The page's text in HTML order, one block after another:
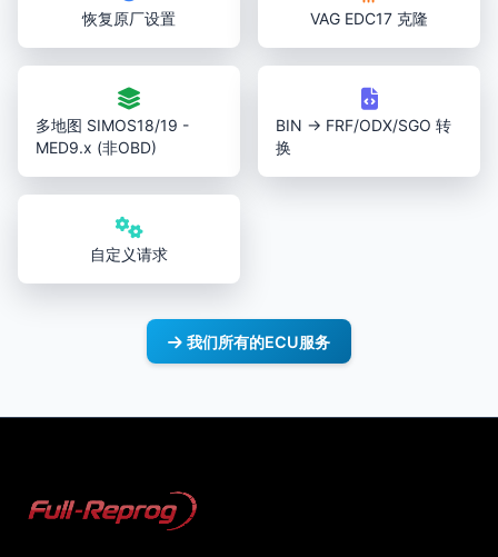
恢复原厂设置 VAG EDC17 克隆
多地图 SIMOS18/19 -
MED9.x (非OBD)
BIN → FRF/ODX/SGO 转
换
自定义请求
我们所有的ECU服务